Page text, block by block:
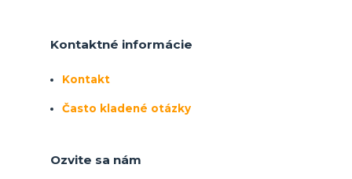
Kontaktné informácie
Kontakt
Často kladené otázky
Ozvite sa nám